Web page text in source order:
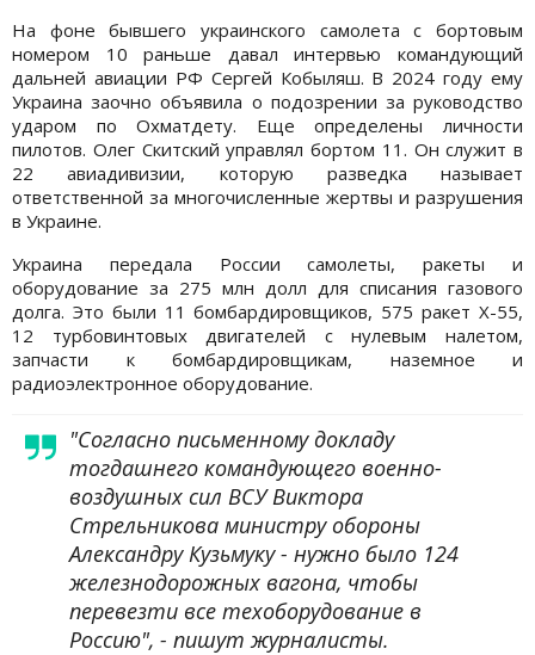
На фоне бывшего украинского самолета с бортовым
номером 10 раньше давал интервью командующий
дальней авиации РФ Сергей Кобыляш. В 2024 году ему
Украина заочно объявила о подозрении за руководство
ударом по Охматдету. Еще определены личности
пилотов. Олег Скитский управлял бортом 11. Он служит в
22 авиадивизии, которую разведка называет
ответственной за многочисленные жертвы и разрушения
в Украине.
Украина передала России самолеты, ракеты и
оборудование за 275 млн долл для списания газового
долга. Это были 11 бомбардировщиков, 575 ракет Х-55,
12 турбовинтовых двигателей с нулевым налетом,
запчасти к бомбардировщикам, наземное и
радиоэлектронное оборудование.
"Согласно письменному докладу
тогдашнего командующего военно-
воздушных сил ВСУ Виктора
Стрельникова министру обороны
Александру Кузьмуку - нужно было 124
железнодорожных вагона, чтобы
перевезти все техоборудование в
Россию", - пишут журналисты.